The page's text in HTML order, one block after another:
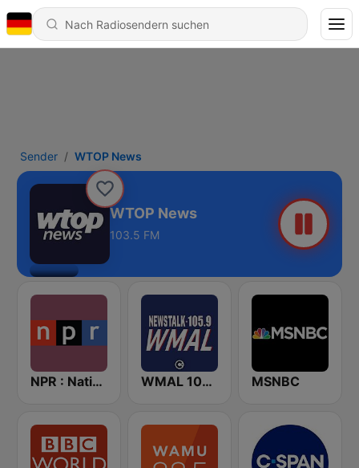
Sender WTOP News
WTOP News
103.5 FM
NPR : National Public Radio WMAL 105.9 FM MSNBC